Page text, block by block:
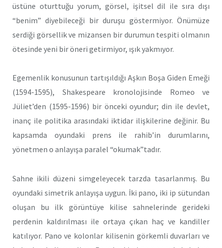
üstüne oturttuğu yorum, görsel, işitsel dil ile sıra dışı
“benim” diyebileceği bir duruşu göstermiyor. Önümüze
serdiği görsellik ve mizansen bir durumun tespiti olmanın
ötesinde yeni bir öneri getirmiyor, ışık yakmıyor.
Egemenlik konusunun tartışıldığı Aşkın Boşa Giden Emeği
(1594-1595), Shakespeare kronolojisinde Romeo ve
Jüliet’den (1595-1596) bir önceki oyundur; din ile devlet,
inanç ile politika arasındaki iktidar ilişkilerine değinir. Bu
kapsamda oyundaki prens ile rahib’in durumlarını,
yönetmen o anlayışa paralel “okumak”tadır.
Sahne ikili düzeni simgeleyecek tarzda tasarlanmış. Bu
oyundaki simetrik anlayışa uygun. İki pano, iki ip sütundan
oluşan bu ilk görüntüye kilise sahnelerinde gerideki
perdenin kaldırılması ile ortaya çıkan haç ve kandiller
katılıyor. Pano ve kolonlar kilisenin görkemli duvarları ve